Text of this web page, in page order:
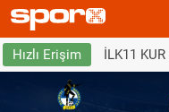
Hızlı Erişim İLK11 KUR